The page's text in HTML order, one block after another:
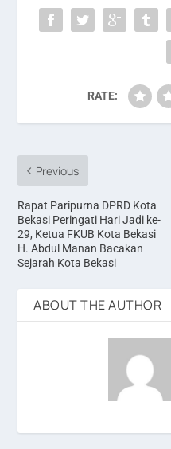
RATE:
Previous
Rapat Paripurna DPRD Kota
Bekasi Peringati Hari Jadi ke-
29, Ketua FKUB Kota Bekasi
H. Abdul Manan Bacakan
Sejarah Kota Bekasi
ABOUT THE AUTHOR